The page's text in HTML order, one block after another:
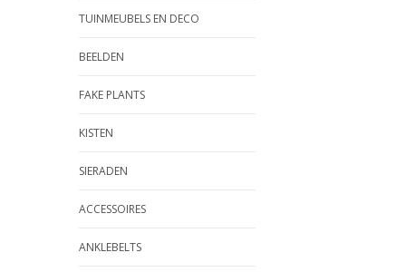
TUINMEUBELS EN DECO
BEELDEN
FAKE PLANTS
KISTEN
SIERADEN
ACCESSOIRES
ANKLEBELTS